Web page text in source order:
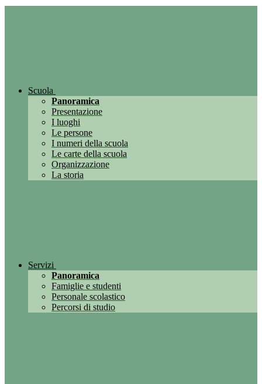
Scuola
Panoramica
Presentazione
I luoghi
Le persone
I numeri della scuola
Le carte della scuola
Organizzazione
La storia
Servizi
Panoramica
Famiglie e studenti
Personale scolastico
Percorsi di studio